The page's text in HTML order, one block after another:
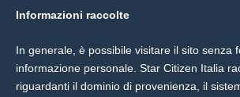
Informazioni raccolte
In generale, è possibile visitare il sito senza
informazione personale. Star Citizen Italia
riguardanti il dominio di provenienza, il